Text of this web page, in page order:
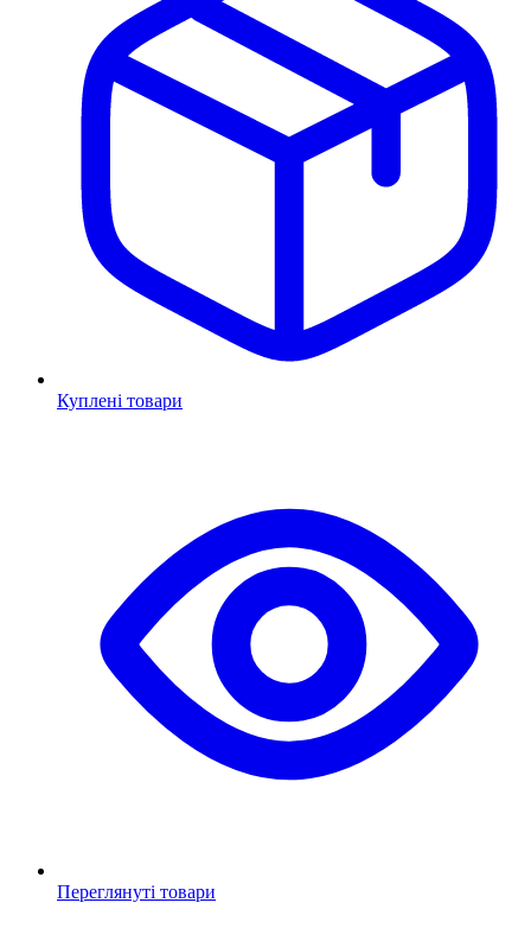
Куплені товари
Переглянуті товари